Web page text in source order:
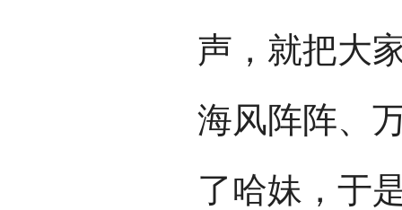
声，就把大
海风阵阵、
了哈妹，于